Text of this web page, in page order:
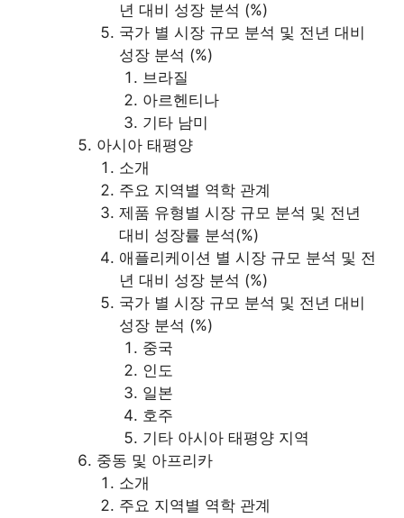
년 대비 성장 분석 (%)
국가 별 시장 규모 분석 및 전년 대비
성장 분석 (%)
브라질
아르헨티나
기타 남미
아시아 태평양
소개
주요 지역별 역학 관계
제품 유형별 시장 규모 분석 및 전년
대비 성장률 분석(%)
애플리케이션 별 시장 규모 분석 및 전
년 대비 성장 분석 (%)
국가 별 시장 규모 분석 및 전년 대비
성장 분석 (%)
중국
인도
일본
호주
기타 아시아 태평양 지역
중동 및 아프리카
소개
주요 지역별 역학 관계